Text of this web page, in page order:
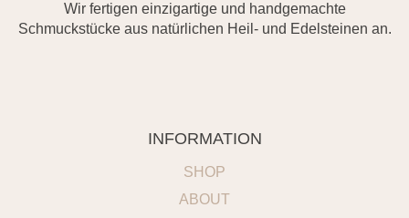
Wir fertigen einzigartige und handgemachte
Schmuckstücke aus natürlichen Heil- und Edelsteinen an.
INFORMATION
SHOP
ABOUT